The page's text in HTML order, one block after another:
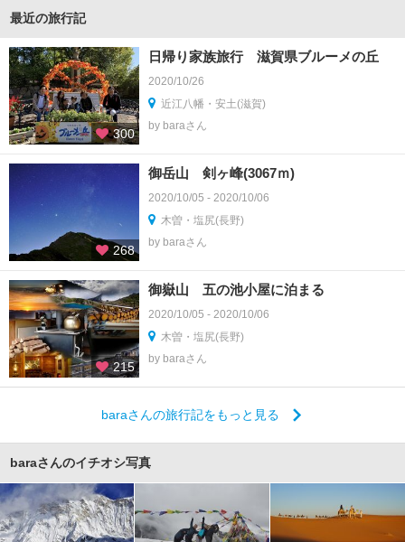
最近の旅行記
300
日帰り家族旅行 滋賀県ブルーメの丘
2020/10/26
近江八幡・安土(滋賀)
by baraさん
268
御岳山 剣ヶ峰(3067ｍ)
2020/10/05 - 2020/10/06
木曽・塩尻(長野)
by baraさん
215
御嶽山 五の池小屋に泊まる
2020/10/05 - 2020/10/06
木曽・塩尻(長野)
by baraさん
baraさんの旅行記をもっと見る
baraさんのイチオシ写真